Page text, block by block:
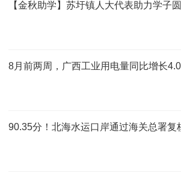
【金秋助学】苏圩镇人大代表助力学子
8月前两周，广西工业用电量同比增长
90.35分！北海水运口岸通过海关总署复